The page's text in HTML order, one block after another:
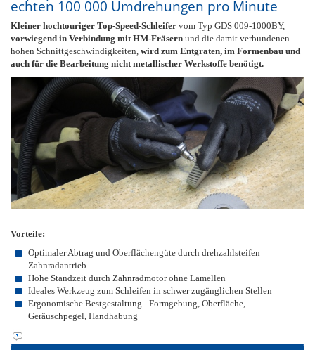
echten 100 000 Umdrehungen pro Minute
Kleiner hochtouriger Top-Speed-Schleifer vom Typ GDS 009-1000BY,
vorwiegend in Verbindung mit HM-Fräsern und die damit verbundenen
hohen Schnittgeschwindigkeiten, wird zum Entgraten, im Formenbau und
auch für die Bearbeitung nicht metallischer Werkstoffe benötigt.
Vorteile:
Optimaler Abtrag und Oberflächengüte durch drehzahlsteifen
Zahnradantrieb
Hohe Standzeit durch Zahnradmotor ohne Lamellen
Ideales Werkzeug zum Schleifen in schwer zugänglichen Stellen
Ergonomische Bestgestaltung - Formgebung, Oberfläche,
Geräuschpegel, Handhabung